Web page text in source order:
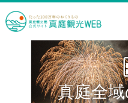
真庭全